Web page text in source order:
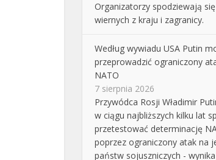
Organizatorzy spodziewają
wiernych z kraju i zagranicy.
Według wywiadu USA Putin
przeprowadzić ograniczony
NATO
7 sierpnia 2026
Przywódca Rosji Władimir
w ciągu najbliższych kilku lat
przetestować determinację
poprzez ograniczony atak na
państw sojuszniczych -